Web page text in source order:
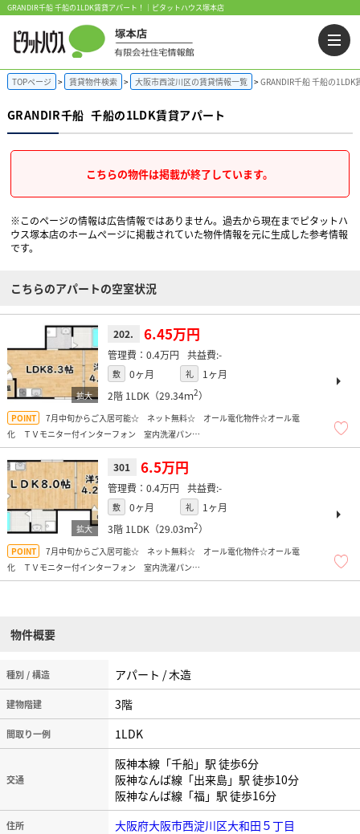
GRANDIR千船 千船の1LDK賃貸アパート！｜ピタットハウス塚本店
TOPページ 賃貸物件検索 大阪市西淀川区の賃貸情報一覧 GRANDIR千船 千船の1LDK
GRANDIR千船 千船の1LDK賃貸アパート
こちらの物件は掲載が終了しています。
※このページの情報は広告情報ではありません。過去から現在までピタットハ
ウス塚本店のホームぺージに掲載されていた物件情報を元に生成した参考情報
です。
こちらのアパートの空室状況
202. 6.45万円
0.4万円 -
敷 0ヶ月 礼
1ヶ月
2階 1LDK（29.34ｍ2）
7月中旬からご入居可能☆ ネット無料☆ オール電化物件☆オール電
化 ＴＶモニター付インターフォン 室内洗濯パン
近隣には関西スーパー、グルメシティ、ドラッグストア、ナフコ（ホームセンタ
ー）、コンビニ、ほか弁などあり便利ですよ！
301 6.5万円
0.4万円 -
敷 0ヶ月 礼
1ヶ月
3階 1LDK（29.03ｍ2）
7月中旬からご入居可能☆ ネット無料☆ オール電化物件☆オール電
化 ＴＶモニター付インターフォン 室内洗濯パン
近隣には関西スーパー、グルメシティ、ドラッグストア、ナフコ（ホームセンタ
物件概要
種別 / 構造 アパート / 木造
建物階建 3階
間取り一例 1LDK
交通
阪神本線「千船」駅 徒歩6分
阪神なんば線「出来島」駅 徒歩10分
阪神なんば線「福」駅 徒歩16分
住所 大阪府大阪市西淀川区大和田５丁目